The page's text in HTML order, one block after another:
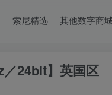
索尼精选 其他数字商城
24bit】英国区